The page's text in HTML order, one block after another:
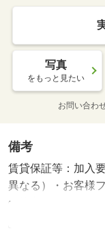
写真
をもっと見たい
お問い合わ
備考
賃貸保証等：加入
異なる）・お客様
に接客させていた
もお聞かせくださ